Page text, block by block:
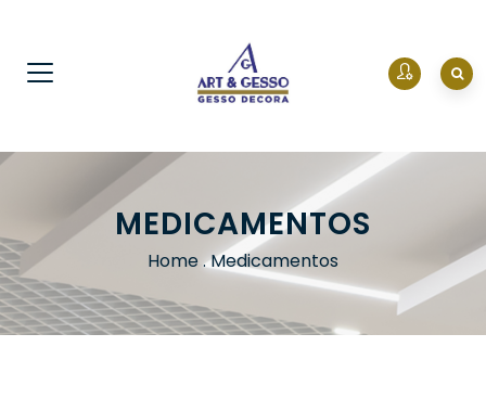
MEDICAMENTOS
Home.Medicamentos